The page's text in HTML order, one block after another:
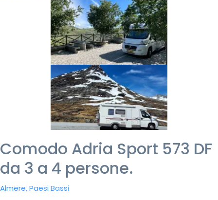
Comodo Adria Sport 573 DF
da 3 a 4 persone.
Almere, Paesi Bassi